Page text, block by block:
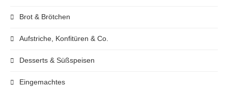
Brot & Brötchen
Aufstriche, Konfitüren & Co.
Desserts & Süßspeisen
Eingemachtes